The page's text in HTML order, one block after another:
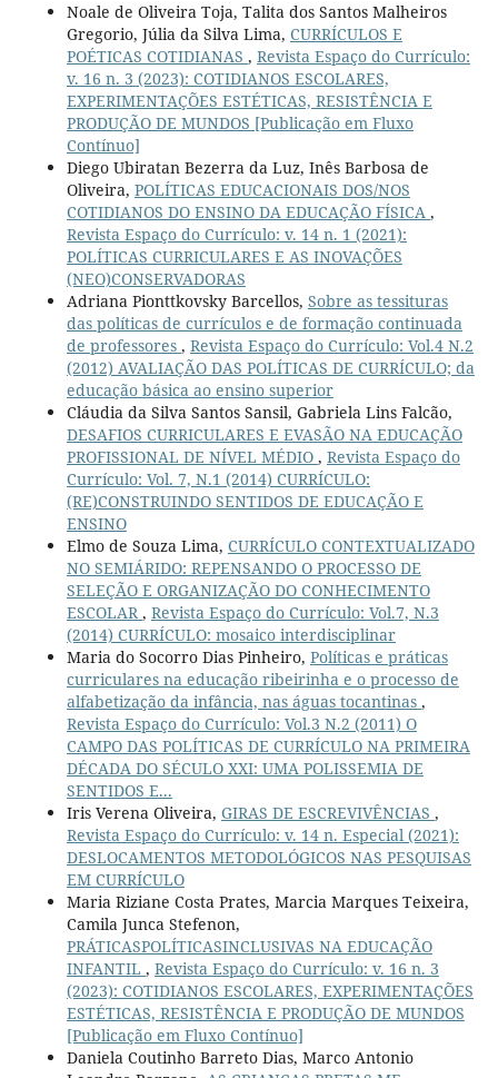
Noale de Oliveira Toja, Talita dos Santos Malheiros
Gregorio, Júlia da Silva Lima, CURRÍCULOS E
POÉTICAS COTIDIANAS , Revista Espaço do Currículo:
v. 16 n. 3 (2023): COTIDIANOS ESCOLARES,
EXPERIMENTAÇÕES ESTÉTICAS, RESISTÊNCIA E
PRODUÇÃO DE MUNDOS [Publicação em Fluxo
Contínuo]
Diego Ubiratan Bezerra da Luz, Inês Barbosa de
Oliveira, POLÍTICAS EDUCACIONAIS DOS/NOS
COTIDIANOS DO ENSINO DA EDUCAÇÃO FÍSICA ,
Revista Espaço do Currículo: v. 14 n. 1 (2021):
POLÍTICAS CURRICULARES E AS INOVAÇÕES
(NEO)CONSERVADORAS
Adriana Pionttkovsky Barcellos, Sobre as tessituras
das políticas de currículos e de formação continuada
de professores , Revista Espaço do Currículo: Vol.4 N.2
(2012) AVALIAÇÃO DAS POLÍTICAS DE CURRÍCULO; da
educação básica ao ensino superior
Cláudia da Silva Santos Sansil, Gabriela Lins Falcão,
DESAFIOS CURRICULARES E EVASÃO NA EDUCAÇÃO
PROFISSIONAL DE NÍVEL MÉDIO , Revista Espaço do
Currículo: Vol. 7, N.1 (2014) CURRÍCULO:
(RE)CONSTRUINDO SENTIDOS DE EDUCAÇÃO E
ENSINO
Elmo de Souza Lima, CURRÍCULO CONTEXTUALIZADO
NO SEMIÁRIDO: REPENSANDO O PROCESSO DE
SELEÇÃO E ORGANIZAÇÃO DO CONHECIMENTO
ESCOLAR, Revista Espaço do Currículo: Vol.7, N.3
(2014) CURRÍCULO: mosaico interdisciplinar
Maria do Socorro Dias Pinheiro, Políticas e práticas
curriculares na educação ribeirinha e o processo de
alfabetização da infância, nas águas tocantinas ,
Revista Espaço do Currículo: Vol.3 N.2 (2011) O
CAMPO DAS POLÍTICAS DE CURRÍCULO NA PRIMEIRA
DÉCADA DO SÉCULO XXI: UMA POLISSEMIA DE
SENTIDOS E...
Iris Verena Oliveira, GIRAS DE ESCREVIVÊNCIAS ,
Revista Espaço do Currículo: v. 14 n. Especial (2021):
DESLOCAMENTOS METODOLÓGICOS NAS PESQUISAS
EM CURRÍCULO
Maria Riziane Costa Prates, Marcia Marques Teixeira,
Camila Junca Stefenon,
PRÁTICASPOLÍTICASINCLUSIVAS NA EDUCAÇÃO
INFANTIL , Revista Espaço do Currículo: v. 16 n. 3
(2023): COTIDIANOS ESCOLARES, EXPERIMENTAÇÕES
ESTÉTICAS, RESISTÊNCIA E PRODUÇÃO DE MUNDOS
[Publicação em Fluxo Contínuo]
Daniela Coutinho Barreto Dias, Marco Antonio